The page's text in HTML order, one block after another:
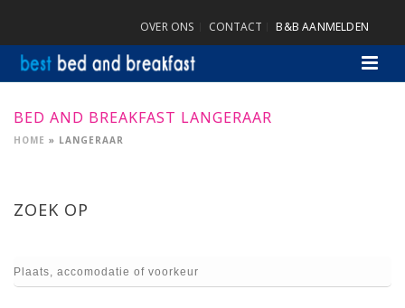
OVER ONS CONTACT B&B AANMELDEN
BED AND BREAKFAST LANGERAAR
HOME » LANGERAAR
ZOEK OP